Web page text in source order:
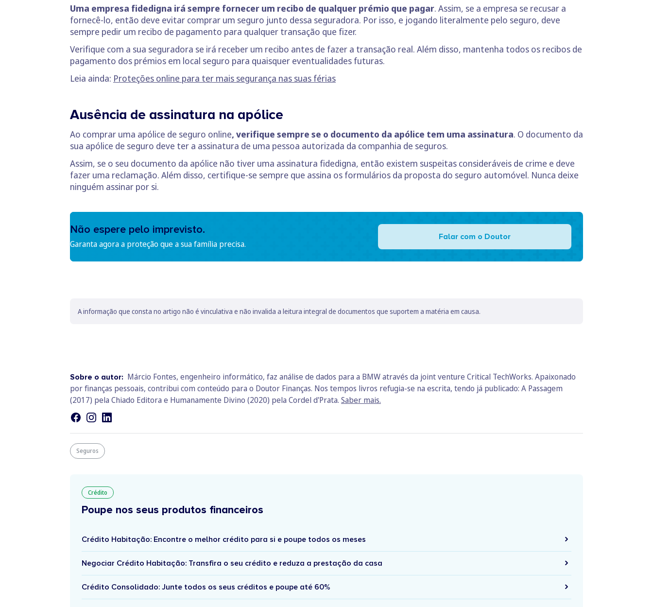
Uma empresa fidedigna irá sempre fornecer um recibo de qualquer prémio que pagar. Assim, se a empresa se recusar a
fornecê-lo, então deve evitar comprar um seguro junto dessa seguradora. Por isso, e jogando literalmente pelo seguro, deve
sempre pedir um recibo de pagamento para qualquer transação que fizer.
Verifique com a sua seguradora se irá receber um recibo antes de fazer a transação real. Além disso, mantenha todos os recibos de
pagamento dos prémios em local seguro para quaisquer eventualidades futuras.
Leia ainda: Proteções online para ter mais segurança nas suas férias
Ausência de assinatura na apólice
Ao comprar uma apólice de seguro online, verifique sempre se o documento da apólice tem uma assinatura. O documento da
sua apólice de seguro deve ter a assinatura de uma pessoa autorizada da companhia de seguros.
Assim, se o seu documento da apólice não tiver uma assinatura fidedigna, então existem suspeitas consideráveis de crime e deve
fazer uma reclamação. Além disso, certifique-se sempre que assina os formulários da proposta do seguro automóvel. Nunca deixe
ninguém assinar por si.
Não espere pelo imprevisto.
Garanta agora a proteção que a sua família precisa.
Falar com o Doutor
A informação que consta no artigo não é vinculativa e não invalida a leitura integral de documentos que suportem a matéria em causa.
Sobre o autor: Márcio Fontes, engenheiro informático, faz análise de dados para a BMW através da joint venture Critical TechWorks. Apaixonado
por finanças pessoais, contribui com conteúdo para o Doutor Finanças. Nos tempos livros refugia-se na escrita, tendo já publicado: A Passagem
(2017) pela Chiado Editora e Humanamente Divino (2020) pela Cordel d'Prata. Saber mais.
Seguros
Crédito
Poupe nos seus produtos financeiros
Crédito Habitação: Encontre o melhor crédito para si e poupe todos os meses
Negociar Crédito Habitação: Transfira o seu crédito e reduza a prestação da casa
Crédito Consolidado: Junte todos os seus créditos e poupe até 60%